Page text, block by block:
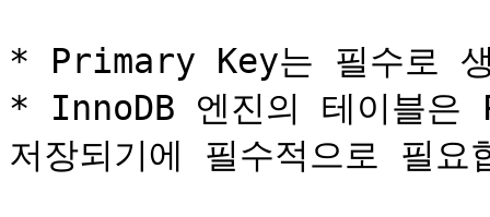
* Primary Key는 필수로
* InnoDB 엔진의 테이블
저장되기에 필수적으로 필요